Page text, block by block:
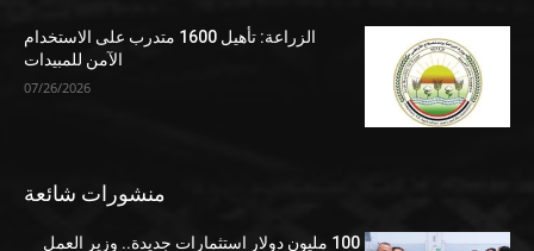
الزراعة: تأهيل 1600 متدرب على الاستخدام
الآمن للمبيدات
07/26/2026
منشورات شائعة
100 مليون دولار استثمارات جديدة.. وزير العمل